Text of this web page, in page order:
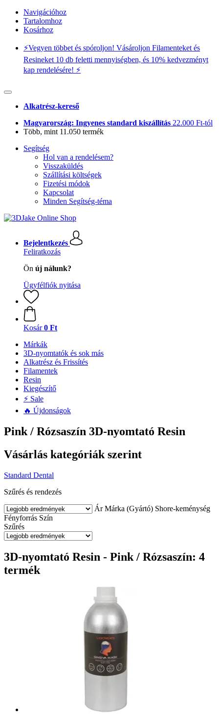
Navigációhoz
Tartalomhoz
Kosárhoz
⚡️Vegyen többet és spóroljon! Vásároljon Filamenteket és
Resineket 10 db feletti mennyiségben, és 10% kedvezményt
kap rendelésére! ⚡️
Alkatrész-kereső
Magyarország: Ingyenes standard kiszállítás 22.000 Ft-tól
Több, mint 11.050 termék
Segítség
Hol van a rendelésem?
Visszaküldés
Szállítási költségek
Fizetési módok
Kapcsolat
Minden Segítség-téma
Bejelentkezés
Feliratkozás
Ön új nálunk?
Ügyfélfiók nyitása
Kosár 0 Ft
Márkák
3D-nyomtatók és sok más
Alkatrész és Frissítés
Filamentek
Resin
Kiegészítő
⚡ Sale
🔥 Újdonságok
Pink / Rózsaszín 3D-nyomtató Resin
Vásárlás kategóriák szerint
Standard Dental
Szűrés és rendezés
Ár Márka (Gyártó) Shore-keménység
Fényforrás Szín
Szűrés
3D-nyomtató Resin - Pink / Rózsaszín: 4
termék